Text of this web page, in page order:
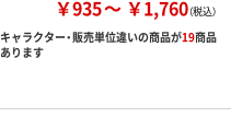
￥935 ￥1,760
キャラクター・販売単位違いの商品が19商品
あります